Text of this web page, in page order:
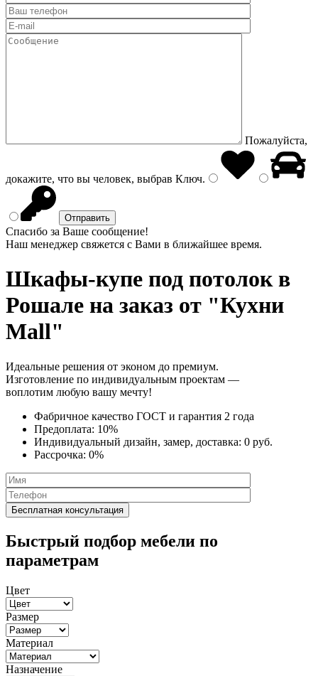
Пожалуйста,
докажите, что вы человек, выбрав Ключ.
Спасибо за Ваше сообщение!
Наш менеджер свяжется с Вами в ближайшее время.
Шкафы-купе под потолокв
Рошале на заказ от "Кухни
Mall"
Идеальные решения от эконом до премиум.
Изготовление по индивидуальным проектам —
воплотим любую вашу мечту!
Фабричное качество ГОСТ и гарантия 2 года
Предоплата: 10%
Индивидуальный дизайн, замер, доставка: 0 руб.
Рассрочка: 0%
Быстрый подбор мебели по
параметрам
Цвет
Размер
Материал
Назначение